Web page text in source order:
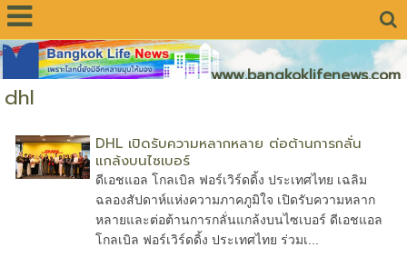
www.bangkoklifenews.com
dhl
DHL เปิดรับความหลากหลาย ต่อต้านการกลั่น
แกล้งบนไซเบอร์
ดีเอชแอล โกลเบิล ฟอร์เวิร์ดดิ้ง ประเทศไทย เฉลิม
ฉลองสัปดาห์แห่งความภาคภูมิใจ เปิดรับความหลาก
หลายและต่อต้านการกลั่นแกล้งบนไซเบอร์ ดีเอชแอล
โกลเบิล ฟอร์เวิร์ดดิ้ง ประเทศไทย ร่วมเ...